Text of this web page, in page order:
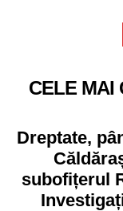
CELE MAI
Dreptate,
subofițerul